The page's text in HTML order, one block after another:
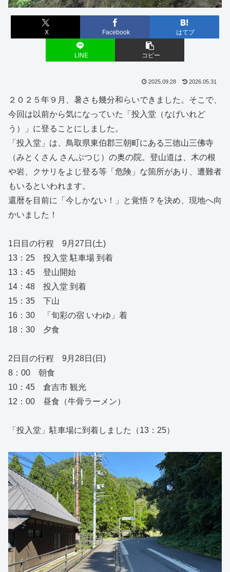
X Facebook はてブ
LINE コピー
2025.09.28 2026.05.31
２０２５年９月、暑さも幾分和らいできました。そこで、
今回は以前から気になっていた「投入堂（なげいれど
う）」に登ることにしました。
「投入堂」は、鳥取県東伯郡三朝町にある三徳山三佛寺
（みとくさん さんぶつじ）の奥の院。登山道は、木の根
や岩、クサリをよじ登る等「危険」な箇所があり、遭難者
もいるといわれます。
還暦を目前に「今しかない！」と覚悟？を決め、現地へ向
かいました！
1日目の行程 9月27日(土)
13：25 投入堂 駐車場 到着
13：45 登山開始
14：48 投入堂 到着
15：35 下山
16：30 「旬彩の宿 いわゆ」着
18：30 夕食
2日目の行程 9月28日(日)
8：00 朝食
10：45 倉吉市 観光
12：00 昼食（牛骨ラーメン）
「投入堂」駐車場に到着しました（13：25）